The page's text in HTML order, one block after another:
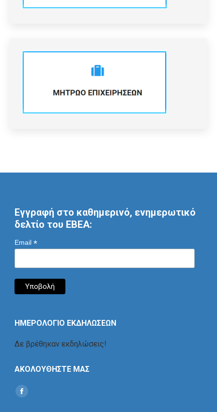
Εγγραφή στο καθημερινό, ενημερωτικό
δελτίο του ΕΒΕΑ:
Email *
ΗΜΕΡΟΛΟΓΙΟ ΕΚΔΗΛΩΣΕΩΝ
Δε βρέθηκαν εκδηλώσεις!
ΑΚΟΛΟΥΘΗΣΤΕ ΜΑΣ
Find us on:
Social